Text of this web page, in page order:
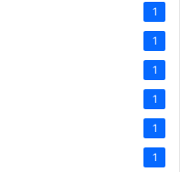
1
1
1
1
1
1